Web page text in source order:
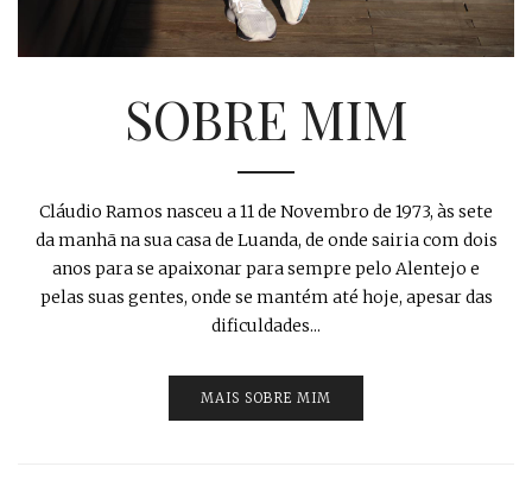
SOBRE MIM
Cláudio Ramos nasceu a 11 de Novembro de 1973, às sete
da manhã na sua casa de Luanda, de onde sairia com dois
anos para se apaixonar para sempre pelo Alentejo e
pelas suas gentes, onde se mantém até hoje, apesar das
dificuldades...
MAIS SOBRE MIM